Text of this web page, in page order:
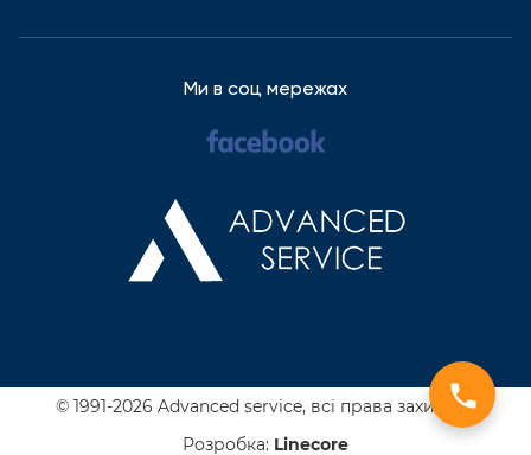
Ми в соц мережах
© 1991-2026 Advanced service, всі права захищені
Розробка: Linecore